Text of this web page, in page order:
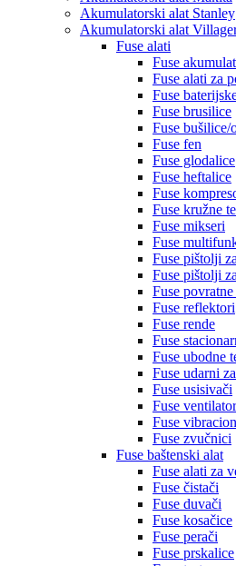
Akumulatorski alat Stanley
Akumulatorski alat
Fuse alati
Fuse
Fuse alati za
Fuse
Fuse brusilice
Fuse bušilice/
Fuse fen
Fuse glodalice
Fuse heftalice
Fuse
Fuse kružne
Fuse mikseri
Fuse
Fuse pištolji
Fuse pištolji
Fuse povratne
Fuse reflektori
Fuse rende
Fuse
Fuse ubodne
Fuse udarni
Fuse usisivači
Fuse
Fuse
Fuse zvučnici
Fuse baštenski alat
Fuse alati za
Fuse čistači
Fuse duvači
Fuse kosačice
Fuse perači
Fuse prskalice